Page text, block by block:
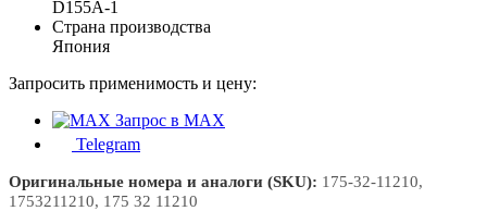
D155A-1
Страна производства
Япония
Запросить применимость и цену:
Запрос в MAX
Telegram
Оригинальные номера и аналоги (SKU): 175-32-11210,
1753211210, 175 32 11210